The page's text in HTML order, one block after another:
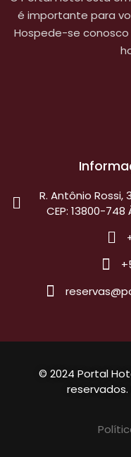
é importante para
Hospede-se
R. Antônio Rossi,
CEP: 13800-
© 2024 Portal